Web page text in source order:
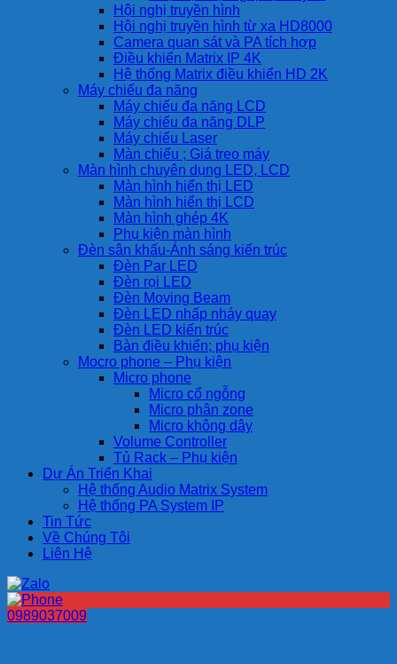
Hội nghị truyền hình
Hội nghị truyền hình từ xa HD8000
Camera quan sát và PA tích hợp
Điều khiển Matrix IP 4K
Hệ thống Matrix điều khiển HD 2K
Máy chiếu đa năng
Máy chiếu đa năng LCD
Máy chiếu đa năng DLP
Máy chiếu Laser
Màn chiếu ; Giá treo máy
Màn hình chuyên dụng LED, LCD
Màn hình hiển thị LED
Màn hình hiển thị LCD
Màn hình ghép 4K
Phụ kiện màn hình
Đèn sân khấu-Ánh sáng kiến trúc
Đèn Par LED
Đèn rọi LED
Đèn Moving Beam
Đèn LED nhấp nháy quay
Đèn LED kiến trúc
Bàn điều khiển; phụ kiện
Mocro phone – Phụ kiện
Micro phone
Micro cổ ngỗng
Micro phân zone
Micro không dây
Volume Controller
Tủ Rack – Phụ kiện
Dự Án Triển Khai
Hệ thống Audio Matrix System
Hệ thống PA System IP
Tin Tức
Về Chúng Tôi
Liên Hệ
0989037009